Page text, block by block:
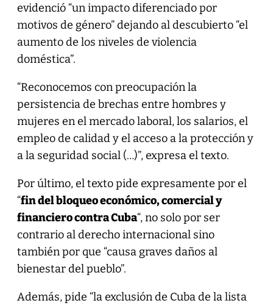
evidenció “un impacto diferenciado por
motivos de género” dejando al descubierto “el
aumento de los niveles de violencia
doméstica”.
“Reconocemos con preocupación la
persistencia de brechas entre hombres y
mujeres en el mercado laboral, los salarios, el
empleo de calidad y el acceso a la protección y
a la seguridad social (…)”, expresa el texto.
Por último, el texto pide expresamente por el
“fin del bloqueo económico, comercial y
financiero contra Cuba“, no solo por ser
contrario al derecho internacional sino
también por que “causa graves daños al
bienestar del pueblo”.
Además, pide “la exclusión de Cuba de la lista